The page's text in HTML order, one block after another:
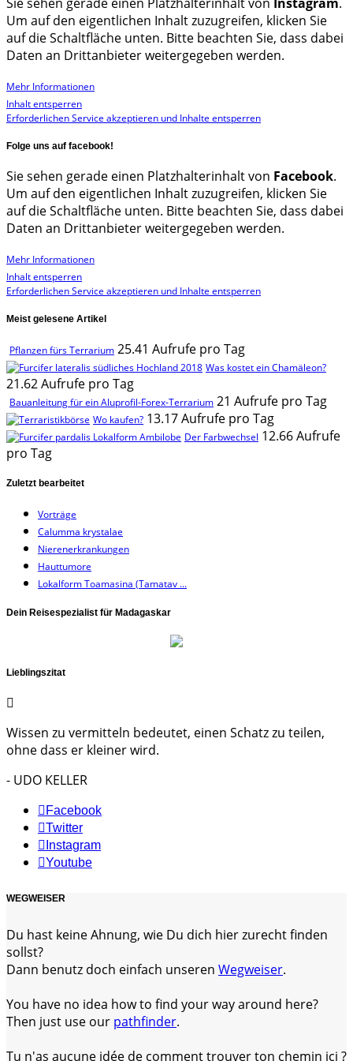
Um auf den eigentlichen Inhalt zuzugreifen, klicken Sie
auf die Schaltfläche unten. Bitte beachten Sie, dass dabei
Daten an Drittanbieter weitergegeben werden.
Mehr Informationen
Inhalt entsperren
Erforderlichen Service akzeptieren und Inhalte entsperren
Folge uns auf facebook!
Sie sehen gerade einen Platzhalterinhalt von Facebook.
Um auf den eigentlichen Inhalt zuzugreifen, klicken Sie
auf die Schaltfläche unten. Bitte beachten Sie, dass dabei
Daten an Drittanbieter weitergegeben werden.
Mehr Informationen
Inhalt entsperren
Erforderlichen Service akzeptieren und Inhalte entsperren
Meist gelesene Artikel
Pflanzen fürs Terrarium 25.41 Aufrufe pro Tag
Was kostet ein Chamäleon?
21.62 Aufrufe pro Tag
Bauanleitung für ein Aluprofil-Forex-Terrarium 21 Aufrufe pro Tag
Wo kaufen? 13.17 Aufrufe pro Tag
Der Farbwechsel 12.66 Aufrufe
pro Tag
Zuletzt bearbeitet
Vorträge
Calumma krystalae
Nierenerkrankungen
Hauttumore
Lokalform Toamasina (Tamatav ...
Dein Reisespezialist für Madagaskar
Lieblingszitat
Wissen zu vermitteln bedeutet, einen Schatz zu teilen,
ohne dass er kleiner wird.
- UDO KELLER
Facebook
Twitter
Instagram
Youtube
WEGWEISER
Du hast keine Ahnung, wie Du dich hier zurecht finden
sollst?
Dann benutz doch einfach unseren Wegweiser.
You have no idea how to find your way around here?
Then just use our pathfinder.
Tu n'as aucune idée de comment trouver ton chemin ici ?